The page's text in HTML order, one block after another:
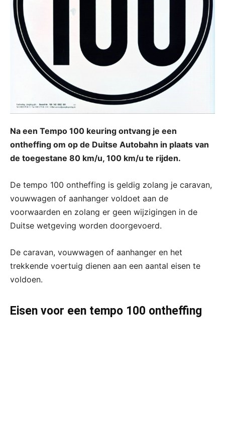
Na een Tempo 100 keuring ontvang je een
ontheffing om op de Duitse Autobahn in plaats van
de toegestane 80 km/u, 100 km/u te rijden.
De tempo 100 ontheffing is geldig zolang je caravan,
vouwwagen of aanhanger voldoet aan de
voorwaarden en zolang er geen wijzigingen in de
Duitse wetgeving worden doorgevoerd.
De caravan, vouwwagen of aanhanger en het
trekkende voertuig dienen aan een aantal eisen te
voldoen.
Eisen voor een tempo 100 ontheffing